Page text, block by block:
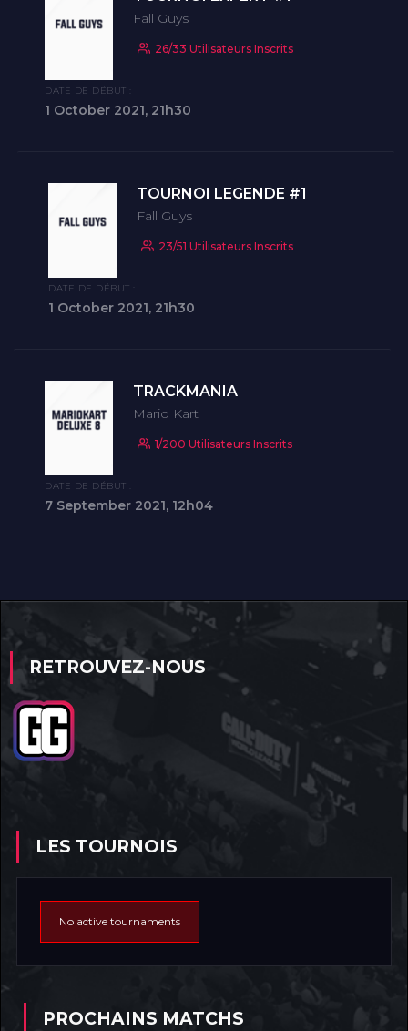
Fall Guys
26/33 Utilisateurs Inscrits
DATE DE DÉBUT :
1 October 2021, 21h30
TOURNOI LEGENDE #1
Fall Guys
23/51 Utilisateurs Inscrits
DATE DE DÉBUT :
1 October 2021, 21h30
TRACKMANIA
Mario Kart
1/200 Utilisateurs Inscrits
DATE DE DÉBUT :
7 September 2021, 12h04
RETROUVEZ-NOUS
LES TOURNOIS
No active tournaments
PROCHAINS MATCHS